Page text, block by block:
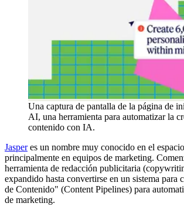
Una captura de pantalla de la página de
AI, una herramienta para automatizar la
contenido con IA.
Jasperes un nombre muy conocido en el
principalmente en equipos de marketing.
herramienta de redacción publicitaria
expandido hasta convertirse en un sistema para
de Contenido" (Content Pipelines) para
de marketing.